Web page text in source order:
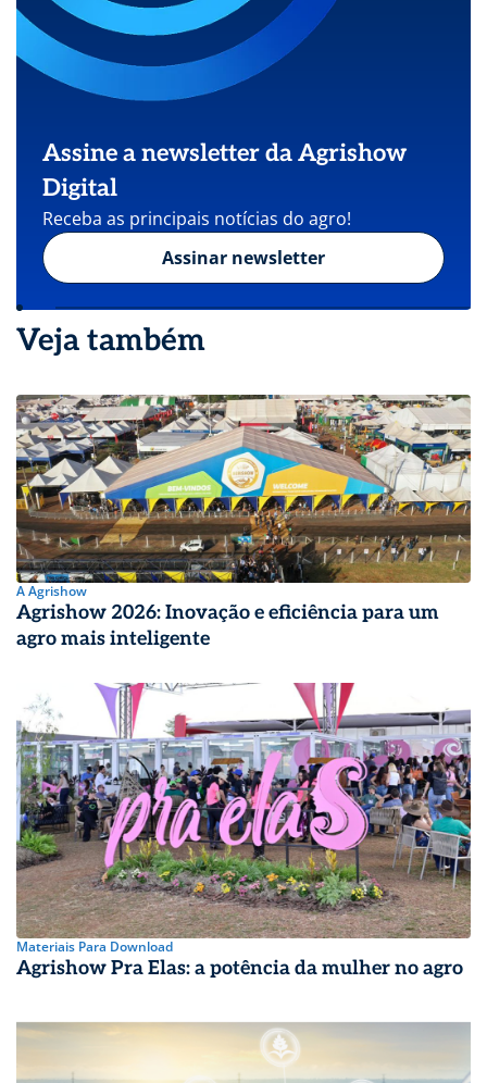
Assine a newsletter da Agrishow
Digital
Receba as principais notícias do agro!
Assinar newsletter
Veja também
A Agrishow
Agrishow 2026: Inovação e eficiência para um
agro mais inteligente
Materiais Para Download
Agrishow Pra Elas: a potência da mulher no agro